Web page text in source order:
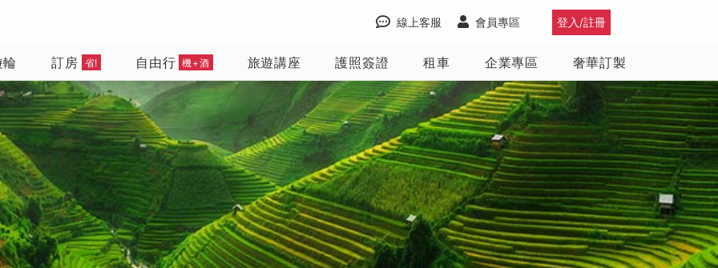
登入/註冊
會員專區
線上客服
訂房 省! 自由行 機+酒 旅遊講座 護照簽證 租車 企業專區 奢華訂製